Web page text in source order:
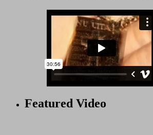
Featured Video